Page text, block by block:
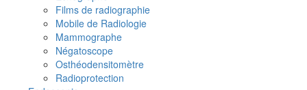
Films de radiographie
Mobile de Radiologie
Mammographe
Négatoscope
Osthéodensitomètre
Radioprotection